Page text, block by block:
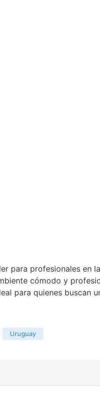
para profesionales en
cómodo y
para quienes buscan
Uruguay